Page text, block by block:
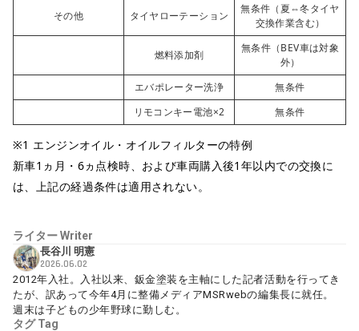
その他 タイヤローテーション
無条件（夏⇔冬タイヤ
交換作業含む）
燃料添加剤
無条件（BEV車は対象
外）
エバポレーター洗浄
無条件
リモコンキー電池×2
無条件
※1 エンジンオイル・オイルフィルターの特例
新車1ヵ月・6ヵ点検時、および車両購入後1年以内での交換に
は、上記の経過条件は適用されない。
ライターWriter
長谷川 明憲
2026.06.02
2012年入社。入社以来、鈑金塗装を主軸にした記者活動を行ってき
たが、訳あって今年4月に整備メディアMSRwebの編集長に就任。
週末は子どもの少年野球に勤しむ。
タグTag